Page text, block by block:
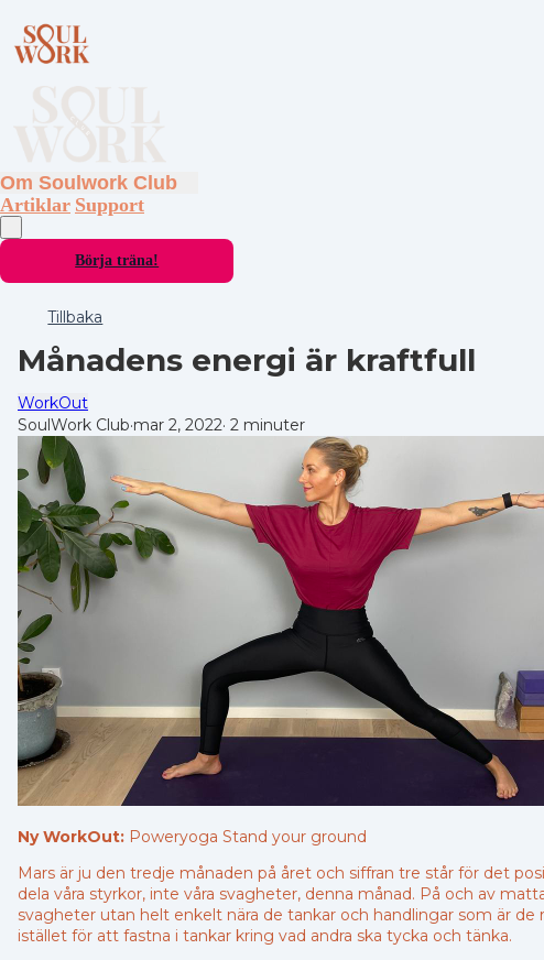
Om Soulwork Club
Artiklar Support
Börja träna!
Tillbaka
Månadens energi är kraftfull
WorkOut
SoulWork Club·mar 2, 2022· 2 minuter
Ny WorkOut: Poweryoga Stand your ground
Mars är ju den tredje månaden på året och siffran tre står för det
dela våra styrkor, inte våra svagheter, denna månad. På och av
svagheter utan helt enkelt nära de tankar och handlingar som är de
istället för att fastna i tankar kring vad andra ska tycka och tänka.